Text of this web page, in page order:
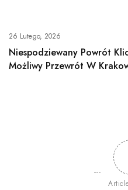
26 Lutego, 2026
Niespodziewany Powrót
Możliwy Przewrót W